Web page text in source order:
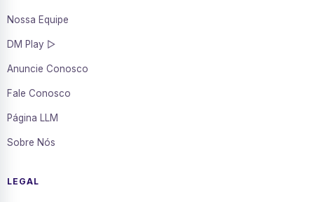
Nossa Equipe
DM Play ▷
Anuncie Conosco
Fale Conosco
Página LLM
Sobre Nós
LEGAL